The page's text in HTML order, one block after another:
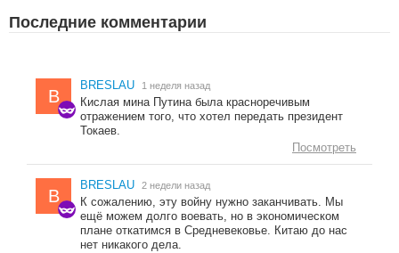
Последние комментарии
B
BRESLAU 1 неделя назад
Кислая мина Путина была красноречивым
отражением того, что хотел передать президент
Токаев.
Посмотреть
B
BRESLAU 2 недели назад
К сожалению, эту войну нужно заканчивать. Мы
ещё можем долго воевать, но в экономическом
плане откатимся в Средневековье. Китаю до нас
нет никакого дела.